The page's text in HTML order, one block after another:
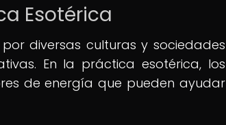
Esotérica
diversas culturas y sociedades
En la práctica esotérica, los
de energía que pueden ayudar